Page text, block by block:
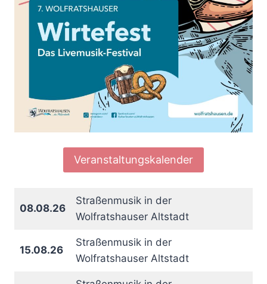
Veranstaltungskalender
08.08.26
Straßenmusik in der
Wolfratshauser Altstadt
15.08.26
Straßenmusik in der
Wolfratshauser Altstadt